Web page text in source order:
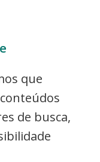
que
de busca,